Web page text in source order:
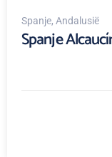
Spanje, Andalusië
Spanje